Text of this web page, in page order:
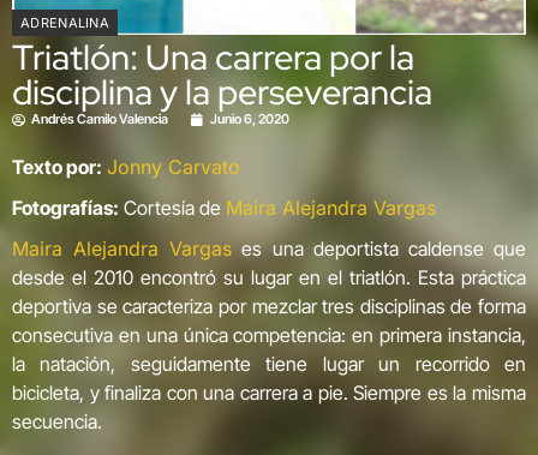
ADRENALINA
Triatlón: Una carrera por la
disciplina y la perseverancia
Andrés Camilo Valencia Junio 6, 2020
Texto por: Jonny Carvato
Fotografías: Cortesía de Maira Alejandra Vargas
Maira Alejandra Vargas es una deportista caldense que
desde el 2010 encontró su lugar en el triatlón. Esta práctica
deportiva se caracteriza por mezclar tres disciplinas de forma
consecutiva en una única competencia: en primera instancia,
la natación, seguidamente tiene lugar un recorrido en
bicicleta, y finaliza con una carrera a pie. Siempre es la misma
secuencia.